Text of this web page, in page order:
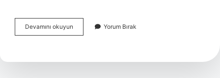
Devamını okuyun
Suyu
Yorum Bırak